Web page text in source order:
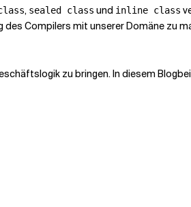
, sealed class und inline class
Compilers mit unserer Domäne zu
zu bringen. In diesem